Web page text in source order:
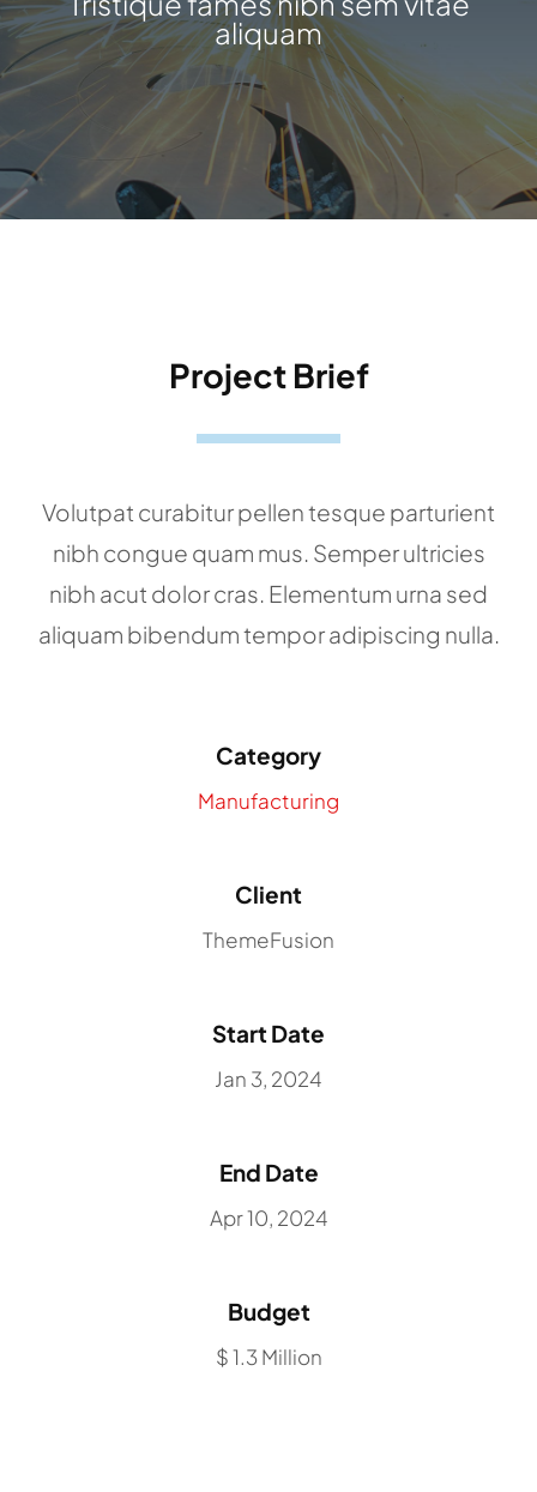
aliquam
Project Brief
Volutpat curabitur pellen tesque parturient
nibh congue quam mus. Semper ultricies
nibh acut dolor cras. Elementum urna sed
aliquam bibendum tempor adipiscing nulla.
Category
Manufacturing
Client
ThemeFusion
Start Date
Jan 3, 2024
End Date
Apr 10, 2024
Budget
$ 1.3 Million